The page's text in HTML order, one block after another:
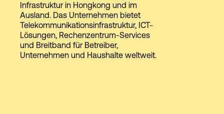
Infrastruktur in Hongkong und im
Ausland. Das Unternehmen bietet
Telekommunikationsinfrastruktur, ICT-
Lösungen, Rechenzentrum-Services
und Breitband für Betreiber,
Unternehmen und Haushalte weltweit.